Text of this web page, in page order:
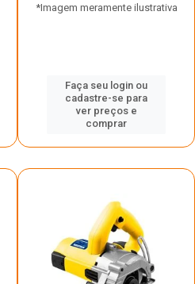
*Imagem meramente ilustrativa
Faça seu login ou
cadastre-se para
ver preços e
comprar